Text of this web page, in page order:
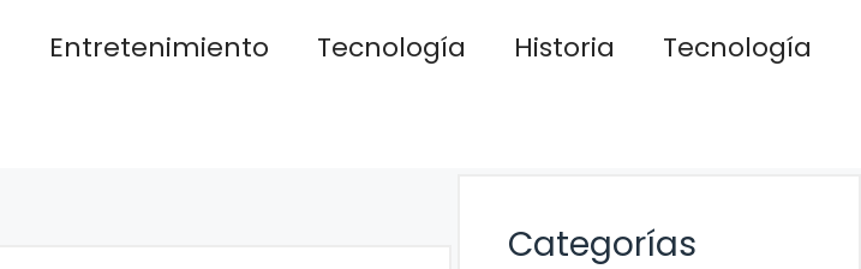
Entretenimiento Tecnología Historia
Tecnología
Categorías